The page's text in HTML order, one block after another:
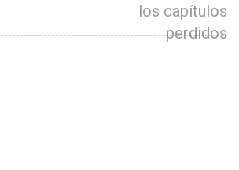
los capítulos
perdidos